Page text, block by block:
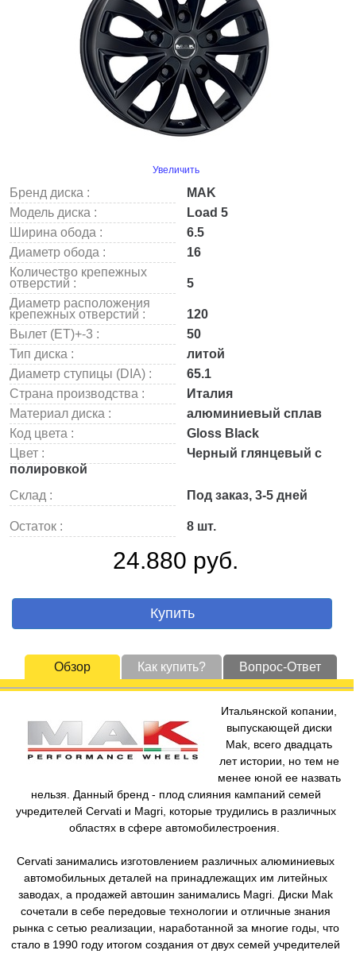
Увеличить
Бренд диска :
MAK
Модель диска :
Load 5
Ширина обода :
6.5
Диаметр обода :
16
Количество крепежных
отверстий :
5
Диаметр расположения
крепежных отверстий :
120
Вылет (ET)+-3 :
50
Тип диска :
литой
Диаметр ступицы (DIA) :
65.1
Страна производства :
Италия
Материал диска :
алюминиевый сплав
Код цвета :
Gloss Black
Цвет :
Черный глянцевый с
полировкой
Склад :
Под заказ, 3-5 дней
Остаток : 8 шт.
24.880 руб.
Купить
Обзор Как купить? Вопрос-Ответ
Итальянской копании,
выпускающей диски
Mak, всего двадцать
лет истории, но тем не
менее юной ее назвать
нельзя. Данный бренд - плод слияния кампаний семей
учредителей Cervati и Magri, которые трудились в различных
областях в сфере автомобилестроения.
Cervati занимались изготовлением различных алюминиевых
автомобильных деталей на принадлежащих им литейных
заводах, а продажей автошин занимались Magri. Диски Mak
сочетали в себе передовые технологии и отличные знания
рынка с сетью реализации, наработанной за многие годы, что
стало в 1990 году итогом создания от двух семей учредителей